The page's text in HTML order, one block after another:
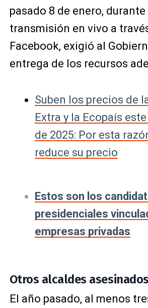
pasado 8 de enero, durante
transmisión en vivo a
Facebook, exigió al
entrega de los recursos
Suben los precios de
Extra y la Ecopaís
de 2025: Por esta
reduce su precio
Estos son los
presidenciales
empresas privadas
Otros alcaldes asesinados
El año pasado, al menos